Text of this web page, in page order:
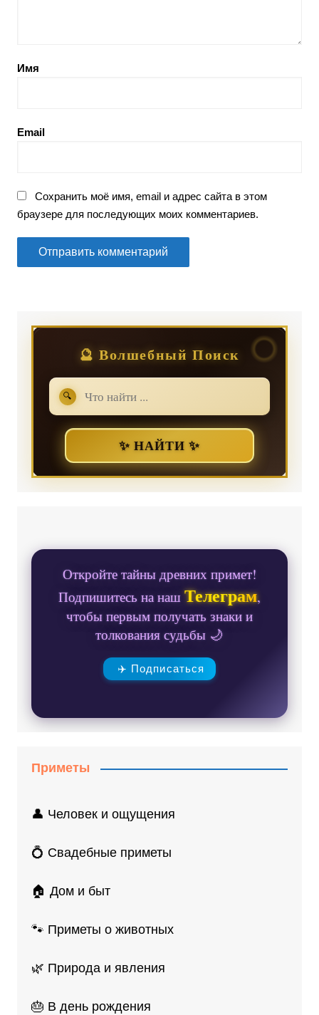
Имя
Email
Сохранить моё имя, email и адрес сайта в этом
браузере для последующих моих комментариев.
🔮 Волшебный Поиск
🔍
✨ НАЙТИ ✨
Откройте тайны древних примет!
Подпишитесь на нашТелеграм,
чтобы первым получать знаки и
толкования судьбы 🌙
✈️ Подписаться
Приметы
👤 Человек и ощущения
💍 Свадебные приметы
🏠 Дом и быт
🐾 Приметы о животных
🌿 Природа и явления
🎂 В день рождения